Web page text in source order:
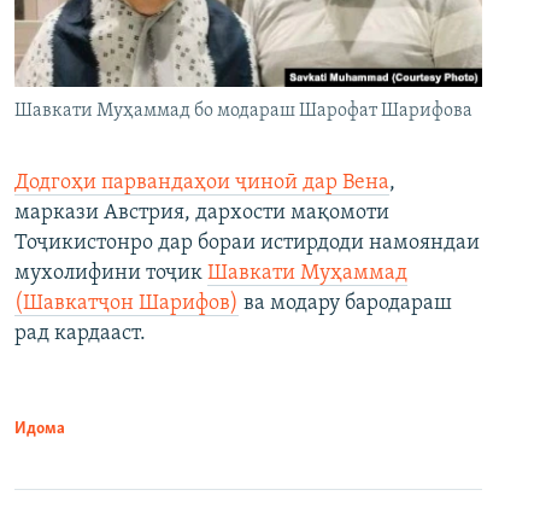
Шавкати Муҳаммад бо модараш Шарофат Шарифова
Додгоҳи парвандаҳои ҷиноӣ дар Вена,
маркази Австрия, дархости мақомоти
Тоҷикистонро дар бораи истирдоди намояндаи
мухолифини тоҷик Шавкати Муҳаммад
(Шавкатҷон Шарифов) ва модару бародараш
рад кардааст.
Идома